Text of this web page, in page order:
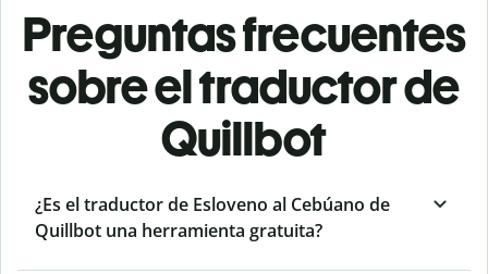
Preguntas frecuentes
sobre el traductor de
Quillbot
¿Es el traductor de Esloveno al Cebúano de
Quillbot una herramienta gratuita?